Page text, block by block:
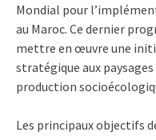
Mondial pour
au Maroc. Ce dernier
mettre en œuvre une
stratégique aux
production
Les principaux objectifs